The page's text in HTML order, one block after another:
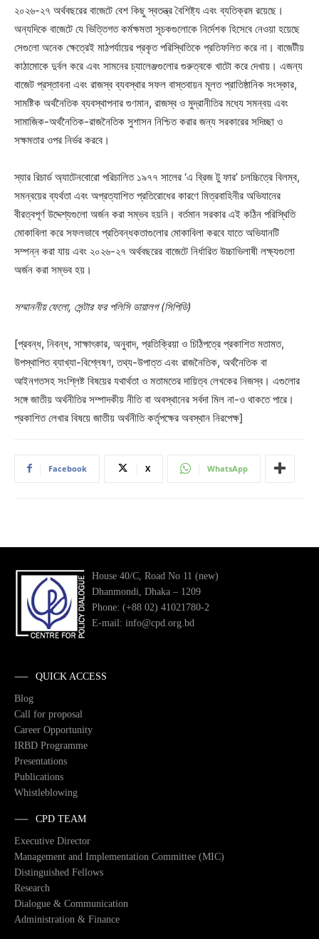
২০২৬-২৭ অর্থবছরের বাজেটে বেশ কিছু স্বতন্ত্র বৈশিষ্ট্য এবং ব্যতিক্রম রয়েছে।
অন্যদিকে বাজেটে যে ভিত্তিগত কর্মক্ষমতা সূচকগুলোকে নির্দেশক হিসেবে নেওয়া হয়েছে
সেগুলো অনেক ক্ষেত্রেই মাঠপর্যায়ের প্রকৃত পরিস্থিতিকে প্রতিফলিত করে না। বাজেটীয়
কাঠামোকে দুর্বল করে এবং সামনের চ্যালেঞ্জগুলোর গুরুত্বকে খাটো করে দেখায়। এজন্য
বাজেট প্রস্তাবনা এবং রাজস্ব ব্যবস্থার সফল বাস্তবায়ন মূলত প্রাতিষ্ঠানিক সংস্কার,
সামষ্টিক অর্থনৈতিক ব্যবস্থাপনার গুণমান, রাজস্ব ও মুদ্রানীতির মধ্যে সমন্বয় এবং
সামাজিক-অর্থনৈতিক-রাজনৈতিক সুশাসন নিশ্চিত করার জন্য সরকারের সদিচ্ছা ও
সক্ষমতার ওপর নির্ভর করবে।
স্যার রিচার্ড অ্যাটেনবোরো পরিচালিত ১৯৭৭ সালের ‘এ ব্রিজ টু ফার’ চলচ্চিত্রে বিলম্ব,
সমন্বয়ের ব্যর্থতা এবং অপ্রত্যাশিত প্রতিরোধের কারণে মিত্রবাহিনীর অভিযানের
বীরত্বপূর্ণ উদ্দেশ্যগুলো অর্জন করা সম্ভব হয়নি। বর্তমান সরকার এই কঠিন পরিস্থিতি
মোকাবিলা করে সফলভাবে প্রতিবন্ধকতাগুলোর মোকাবিলা করবে যাতে অভিযানটি
সম্পন্ন করা যায় এবং ২০২৬-২৭ অর্থবছরের বাজেটে নির্ধারিত উচ্চাভিলাষী লক্ষ্যগুলো
অর্জন করা সম্ভব হয়।
সম্মাননীয় ফেলো, সেন্টার ফর পলিসি ডায়ালগ (সিপিডি)
[প্রবন্ধ, নিবন্ধ, সাক্ষাৎকার, অনুবাদ, প্রতিক্রিয়া ও চিঠিপত্রে প্রকাশিত মতামত,
উপস্থাপিত ব্যাখ্যা-বিশ্লেষণ, তথ্য-উপাত্ত এবং রাজনৈতিক, অর্থনৈতিক বা
আইনগতসহ সংশ্লিষ্ট বিষয়ের যথার্থতা ও মতামতের দায়িত্ব লেখকের নিজস্ব। এগুলোর
সঙ্গে জাতীয় অর্থনীতির সম্পাদকীয় নীতি বা অবস্থানের সর্বদা মিল না-ও থাকতে পারে।
প্রকাশিত লেখার বিষয়ে জাতীয় অর্থনীতি কর্তৃপক্ষের অবস্থান নিরপেক্ষ]
Facebook X WhatsApp
House 40/C, Road No 11 (new)
Dhanmondi, Dhaka – 1209
Phone: (+88 02) 41021780-2
E-mail: info@cpd.org.bd
QUICK ACCESS
Blog
Call for proposal
Career Opportunity
IRBD Programme
Presentations
Publications
Whistleblowing
CPD TEAM
Executive Director
Management and Implementation Committee (MIC)
Distinguished Fellows
Research
Dialogue & Communication
Administration & Finance